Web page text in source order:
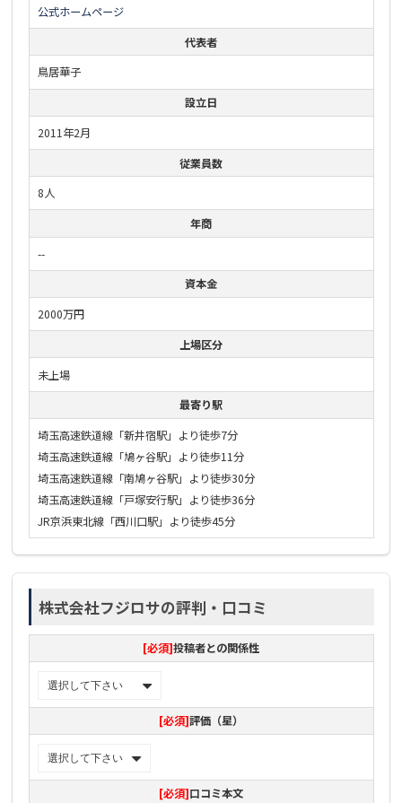
公式ホームページ
代表者
鳥居華子
設立日
2011年2月
従業員数
8人
年商
--
資本金
2000万円
上場区分
未上場
最寄り駅
埼玉高速鉄道線「新井宿駅」より徒歩7分
埼玉高速鉄道線「鳩ヶ谷駅」より徒歩11分
埼玉高速鉄道線「南鳩ヶ谷駅」より徒歩30分
埼玉高速鉄道線「戸塚安行駅」より徒歩36分
JR京浜東北線「西川口駅」より徒歩45分
株式会社フジロサの評判・口コミ
[必須]投稿者との関係性
[必須]評価（星）
[必須]口コミ本文